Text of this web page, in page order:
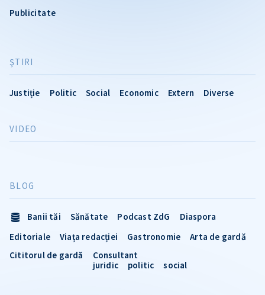
Publicitate
ŞTIRI
Justiție Politic Social Economic Extern Diverse
VIDEO
BLOG
Banii tăi Sănătate Podcast ZdG
Diaspora
Editoriale
Viața redacției Gastronomie
Arta de gardă
Cititorul de gardă
Consultant
juridic
politic social